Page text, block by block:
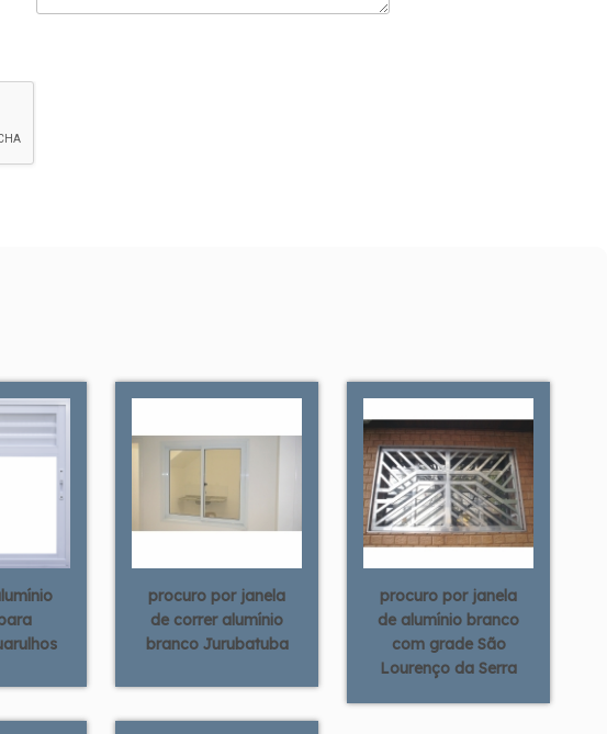
procuro por janela
de correr alumínio
branco Jurubatuba
procuro por janela
de alumínio branco
com grade São
Lourenço da Serra